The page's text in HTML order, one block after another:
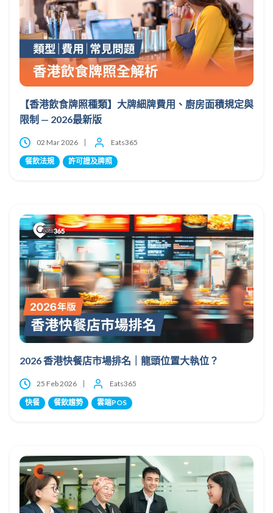
【香港飲食牌照種類】大牌細牌費用、廚房面積規定與
限制 — 2026最新版
02 Mar 2026 Eats365
餐飲法規 許可證及牌照
2026 香港快餐店市場排名｜龍頭位置大執位？
25 Feb 2026 Eats365
快餐 餐飲趨勢 雲端POS